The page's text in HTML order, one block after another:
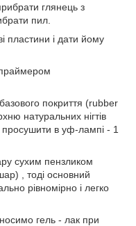
глянець з
пил.
пластини і дати йому
покриття (rubber
натуральних нігтів
просушити в уф-лампі - 1
сухим пензликом
, тоді основний
рівномірно і легко
гель - лак при